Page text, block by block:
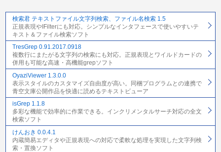
検索君 テキストファイル文字列検索、ファイル名検索 1.5
正規表現やIFilterにも対応。シンプルなインタフェースで使いやすいテ
キスト＆ファイル検索ソフト
TresGrep 0.91.2017.0918
複数行にまたがる文字列の検索にも対応。正規表現とワイルドカードの
併用も可能な高速・高機能grepソフト
OyaziViewer 1.3.0.0
表示スタイルのカスタマイズ自由度が高い。同梱プログラムとの連携で
青空文庫公開作品を快適に読めるテキストビューア
isGrep 1.1.8
多彩な機能で効率的に作業できる。インクリメンタルサーチ対応の全文
検索ソフト
けんおき 0.0.4.1
内蔵簡易エディタや正規表現への対応で柔軟な処理を実現した文字列検
索・置換ソフト